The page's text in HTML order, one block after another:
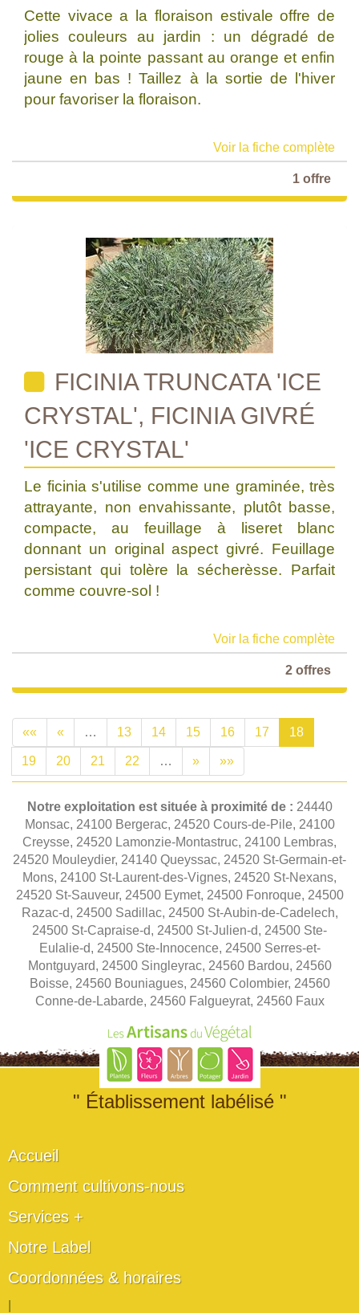
Cette vivace a la floraison estivale offre de
jolies couleurs au jardin : un dégradé de
rouge à la pointe passant au orange et enfin
jaune en bas ! Taillez à la sortie de l'hiver
pour favoriser la floraison.
Voir la fiche complète
1 offre
FICINIA TRUNCATA 'ICE
CRYSTAL', FICINIA GIVRÉ
'ICE CRYSTAL'
Le ficinia s'utilise comme une graminée, très
attrayante, non envahissante, plutôt basse,
compacte, au feuillage à liseret blanc
donnant un original aspect givré. Feuillage
persistant qui tolère la sécherèsse. Parfait
comme couvre-sol !
Voir la fiche complète
2 offres
«« « … 13 14 15 16 17 18
19 20 21 22 … » »»
Notre exploitation est située à proximité de : 24440
Monsac, 24100 Bergerac, 24520 Cours-de-Pile, 24100
Creysse, 24520 Lamonzie-Montastruc, 24100 Lembras,
24520 Mouleydier, 24140 Queyssac, 24520 St-Germain-et-
Mons, 24100 St-Laurent-des-Vignes, 24520 St-Nexans,
24520 St-Sauveur, 24500 Eymet, 24500 Fonroque, 24500
Razac-d, 24500 Sadillac, 24500 St-Aubin-de-Cadelech,
24500 St-Capraise-d, 24500 St-Julien-d, 24500 Ste-
Eulalie-d, 24500 Ste-Innocence, 24500 Serres-et-
Montguyard, 24500 Singleyrac, 24560 Bardou, 24560
Boisse, 24560 Bouniagues, 24560 Colombier, 24560
Conne-de-Labarde, 24560 Falgueyrat, 24560 Faux
" Établissement labélisé "
Accueil
Comment cultivons-nous
Services +
Notre Label
Coordonnées & horaires